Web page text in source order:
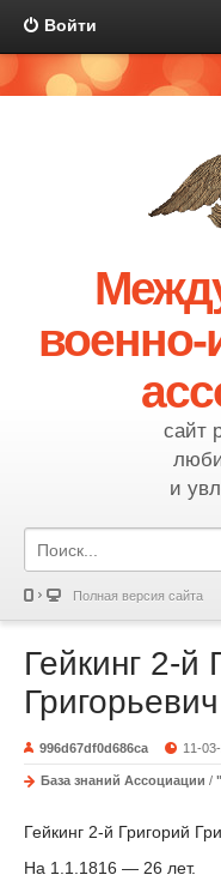
Войти
военно-
сайт
и
Полная версия сайта
Гейкинг 2-й
Григорьевич
996d67df0d686ca 11-
База знаний Ассоциации /
Гейкинг 2-й Григорий
На 1.1.1816 — 26 лет.